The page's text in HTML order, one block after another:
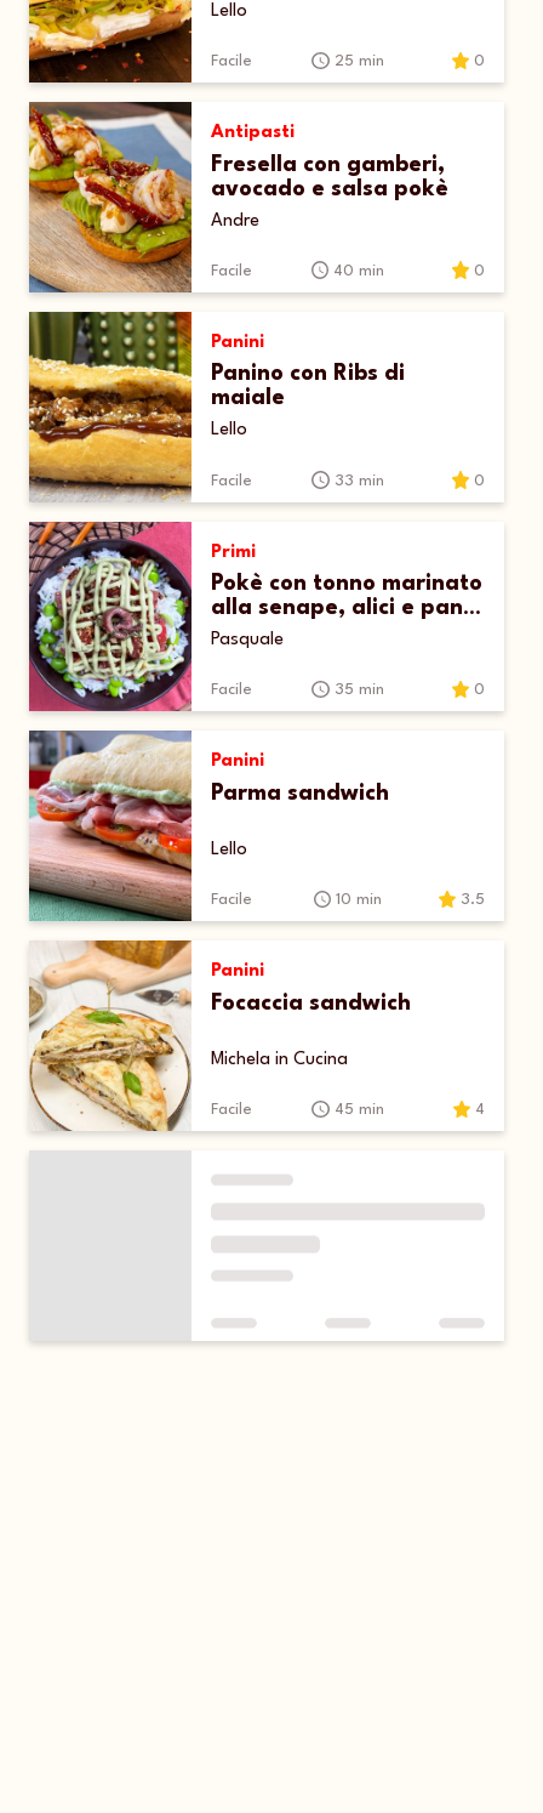
Lello
Facile 25 min 0
Antipasti
Fresella con gamberi,
avocado e salsa pokè
Andre
Facile 40 min 0
Panini
Panino con Ribs di
maiale
Lello
Facile 33 min 0
Primi
Pokè con tonno marinato
alla senape, alici e pane
croccante profumato
Pasquale
Facile 35 min 0
Panini
Parma sandwich
Lello
Facile 10 min 3.5
Panini
Focaccia sandwich
Michela in Cucina
Facile 45 min 4